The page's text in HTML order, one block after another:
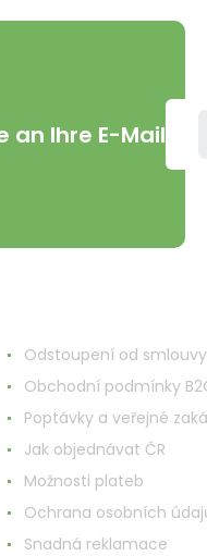
Ihre E-Mail
Odstoupení od smlouvy
Obchodní podmínky
Poptávky a veřejné
Jak objednávat ČR
Možnosti plateb
Ochrana osobních
Snadná reklamace